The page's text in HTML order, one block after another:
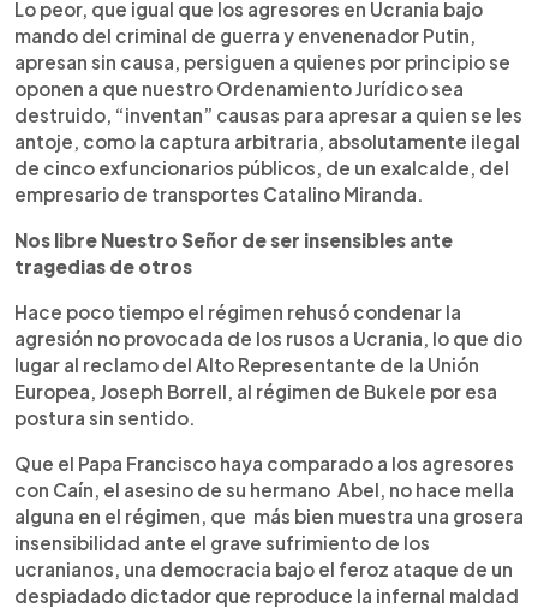
Lo peor, que igual que los agresores en Ucrania bajo
mando del criminal de guerra y envenenador Putin,
apresan sin causa, persiguen a quienes por principio se
oponen a que nuestro Ordenamiento Jurídico sea
destruido, “inventan” causas para apresar a quien se les
antoje, como la captura arbitraria, absolutamente ilegal
de cinco exfuncionarios públicos, de un exalcalde, del
empresario de transportes Catalino Miranda.
Nos libre Nuestro Señor de ser insensibles ante
tragedias de otros
Hace poco tiempo el régimen rehusó condenar la
agresión no provocada de los rusos a Ucrania, lo que dio
lugar al reclamo del Alto Representante de la Unión
Europea, Joseph Borrell, al régimen de Bukele por esa
postura sin sentido.
Que el Papa Francisco haya comparado a los agresores
con Caín, el asesino de su hermano Abel, no hace mella
alguna en el régimen, que más bien muestra una grosera
insensibilidad ante el grave sufrimiento de los
ucranianos, una democracia bajo el feroz ataque de un
despiadado dictador que reproduce la infernal maldad